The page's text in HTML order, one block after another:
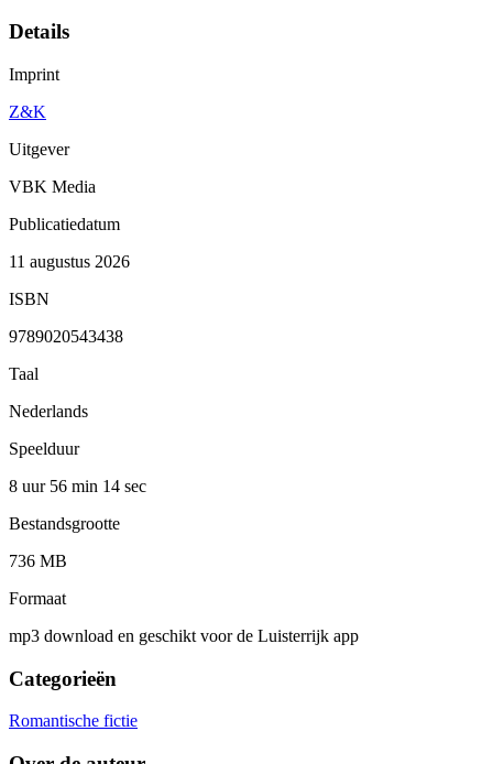
Details
Imprint
Z&K
Uitgever
VBK Media
Publicatiedatum
11 augustus 2026
ISBN
9789020543438
Taal
Nederlands
Speelduur
8 uur 56 min 14 sec
Bestandsgrootte
736 MB
Formaat
mp3 download en geschikt voor de Luisterrijk app
Categorieën
Romantische fictie